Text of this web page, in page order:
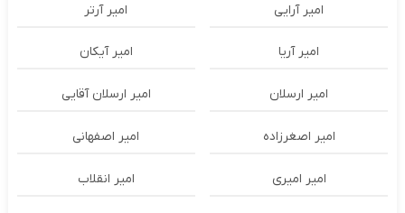
امیر آرایی امیر آرتر
امیر آریا امیر آیکان
امیر ارسلان امیر ارسلان آقایی
امیر اصغرزاده امیر اصفهانی
امیر امیری امیر انقلاب